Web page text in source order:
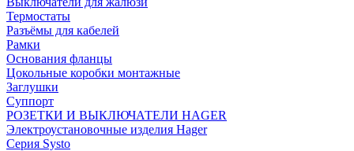
Термостаты
Разъёмы для кабелей
Рамки
Основания фланцы
Цокольные коробки монтажные
Заглушки
Суппорт
РОЗЕТКИ И ВЫКЛЮЧАТЕЛИ HAGER
Электроустановочные изделия Hager
Серия Systo